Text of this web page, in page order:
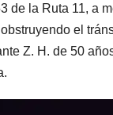
de la Ruta 11, a
el
Z. H. de 50